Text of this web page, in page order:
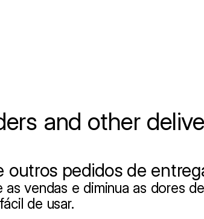
and other
pedidos de
as vendas e diminua as dores
de usar.